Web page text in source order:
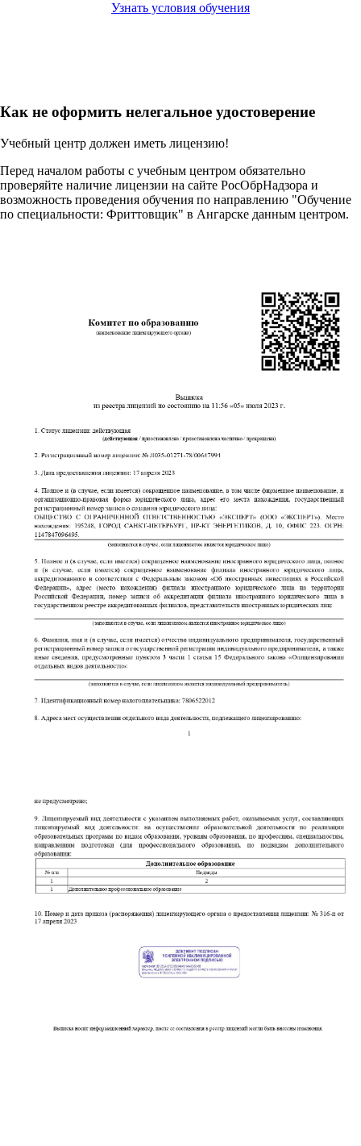
Узнать условия обучения
Как не оформить нелегальное удостоверение
Учебный центр должен иметь лицензию!
Перед началом работы с учебным центром обязательно
проверяйте наличие лицензии на сайте РосОбрНадзора и
возможность проведения обучения по направлению "Обучение
по специальности: Фриттовщик" в Ангарске данным центром.